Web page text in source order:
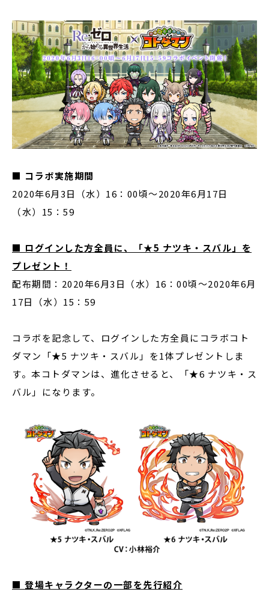
■ コラボ実施期間
2020年6月3日（水）16：00頃～2020年6月17日
（水）15：59
■ ログインした方全員に、「★5 ナツキ・スバル」を
プレゼント！
配布期間：2020年6月3日（水）16：00頃～2020年6月
17日（水）15：59
コラボを記念して、ログインした方全員にコラボコト
ダマン「★5 ナツキ・スバル」を1体プレゼントしま
す。本コトダマンは、進化させると、「★6 ナツキ・ス
バル」になります。
■ 登場キャラクターの一部を先行紹介